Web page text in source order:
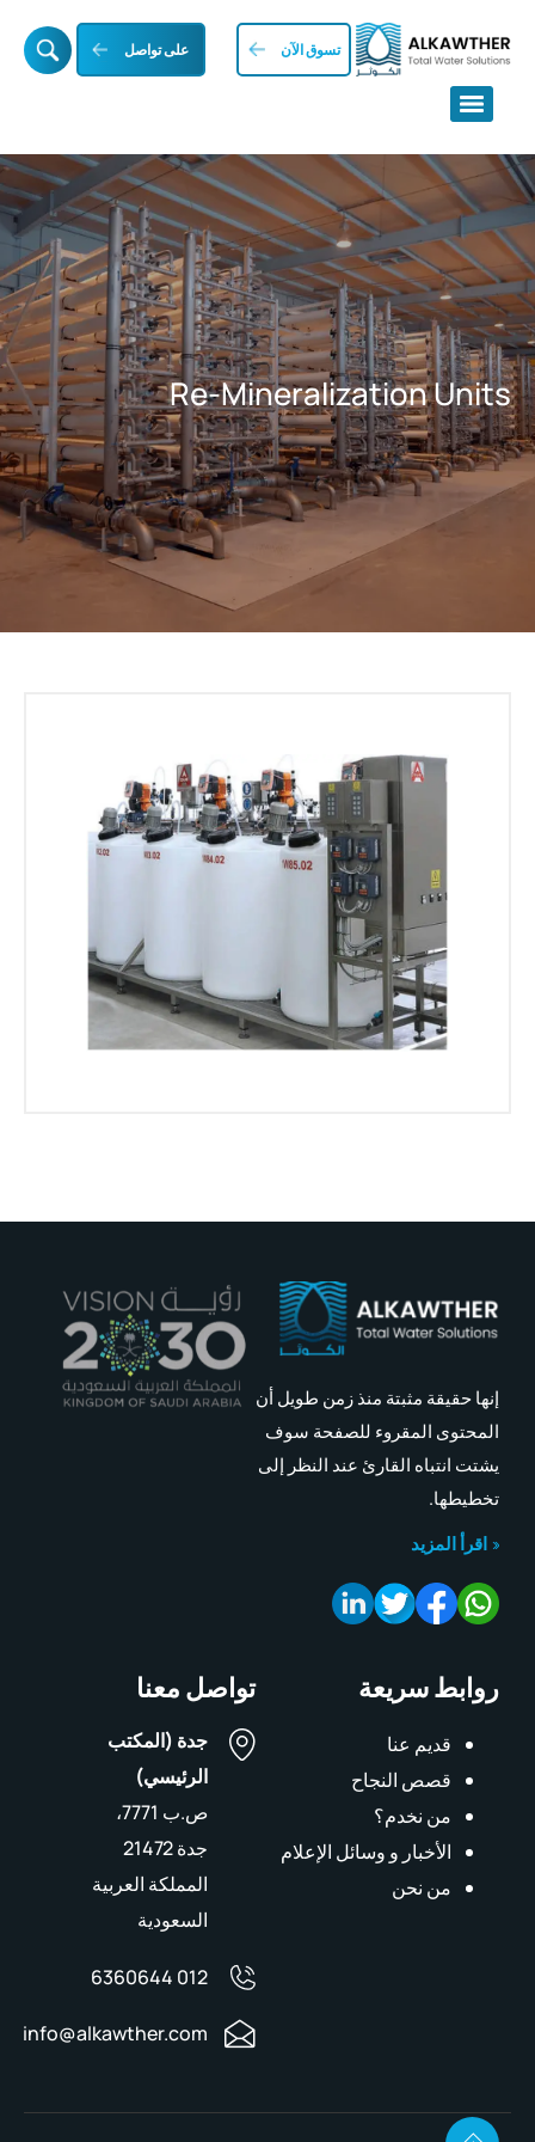
تسوق الآن على تواصل
Re-Mineralization Units
إنها حقيقة مثبتة منذ زمن طويل أن
المحتوى المقروء للصفحة سوف
يشتت انتباه القارئ عند النظر إلى
تخطيطها.
اقرأ المزيد
روابط سريعة
قديم عنا
قصص النجاح
من نخدم؟
الأخبار و وسائل الإعلام
من نحن
تواصل معنا
جدة (المكتب
الرئيسي)
ص.ب 7771،
جدة 21472
المملكة العربية
السعودية
012 6360644
info@alkawther.com